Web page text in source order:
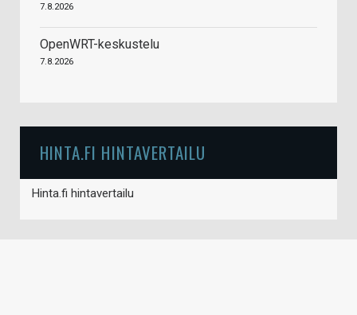
7.8.2026
OpenWRT-keskustelu
7.8.2026
HINTA.FI HINTAVERTAILU
Hinta.fi hintavertailu